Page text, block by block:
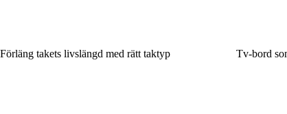
Förläng takets livslängd med rätt taktyp Tv-bord